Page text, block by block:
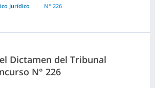
Jurídico N° 226
Dictamen del Tribunal
N° 226